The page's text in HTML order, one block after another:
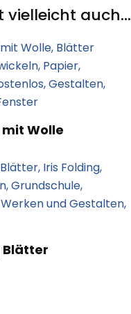
vielleicht auch...
Wolle
Blätter